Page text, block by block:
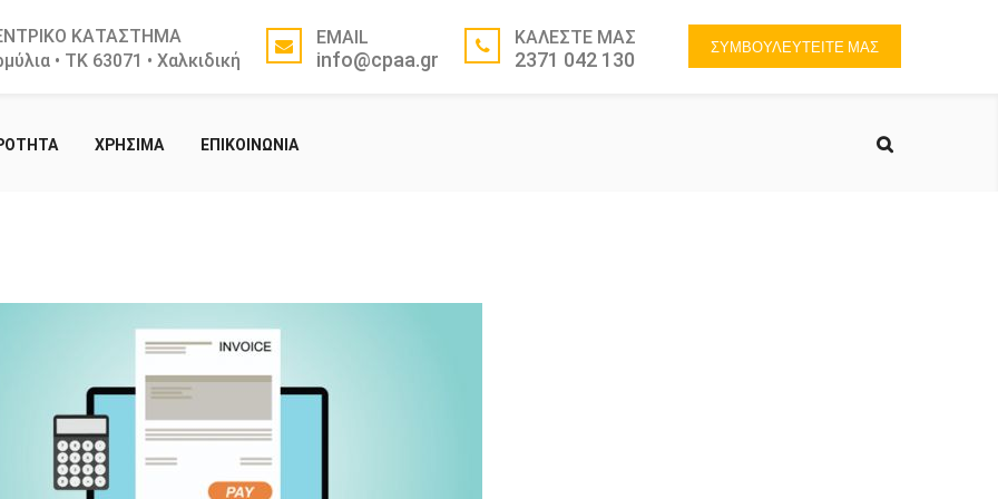
ΣΥΜΒΟΥΛΕΥΤΕΙΤΕ ΜΑΣ
ΚΑΤΑΣΤΗΜΑ
• ΤΚ 63071 • Χαλκιδική
EMAIL
info@cpaa.gr
ΚΑΛΕΣΤΕ ΜΑΣ
2371 042 130
ΧΡΗΣΙΜΑ ΕΠΙΚΟΙΝΩΝΙΑ